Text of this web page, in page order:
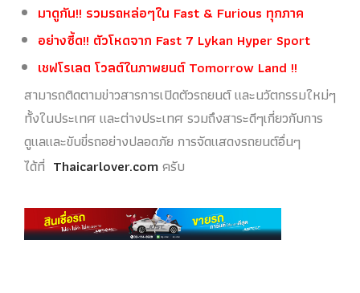
มาดูกัน!! รวมรถหล่อๆใน Fast & Furious ทุกภาค
อย่างซี้ด!! ตัวโหดจาก Fast 7 Lykan Hyper Sport
เชฟโรเลต โวลต์ในภาพยนต์ Tomorrow Land !!
สามารถติดตามข่าวสารการเปิดตัวรถยนต์ และนวัตกรรมใหม่ๆ
ทั้งในประเทศ และต่างประเทศ รวมถึงสาระดีๆเกี่ยวกับการ
ดูแลและขับขี่รถอย่างปลอดภัย การจัดแสดงรถยนต์อื่นๆ
ได้ที่ Thaicarlover.comครับ